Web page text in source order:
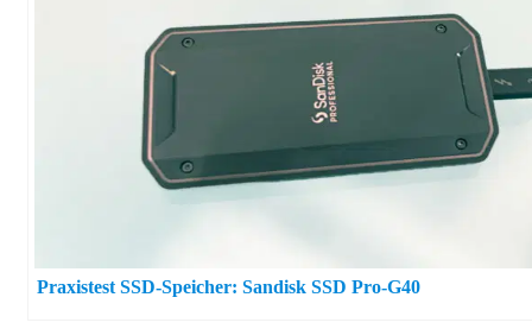
Praxistest SSD-Speicher: Sandisk SSD Pro-G40